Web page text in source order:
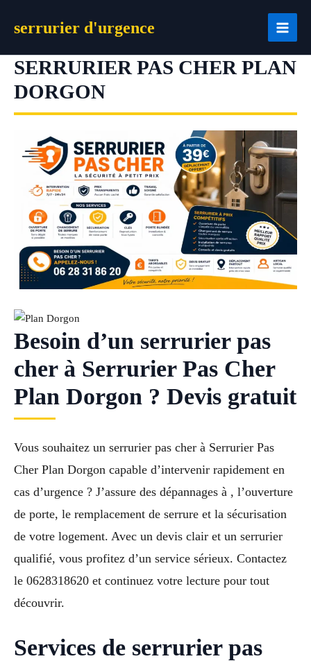
serrurier d'urgence
SERRURIER PAS CHER PLAN
DORGON
Besoin d’un serrurier pas
cher à Serrurier Pas Cher
Plan Dorgon ? Devis gratuit
Vous souhaitez un serrurier pas cher à Serrurier Pas
Cher Plan Dorgon capable d’intervenir rapidement en
cas d’urgence ? J’assure des dépannages à , l’ouverture
de porte, le remplacement de serrure et la sécurisation
de votre logement. Avec un devis clair et un serrurier
qualifié, vous profitez d’un service sérieux. Contactez
le 0628318620 et continuez votre lecture pour tout
découvrir.
Services de serrurier pas